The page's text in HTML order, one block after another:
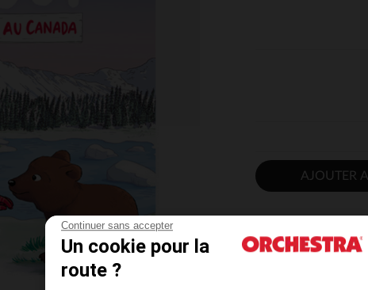
Continuer sans accepter
Un cookie pour la
route ?
AJOUTER